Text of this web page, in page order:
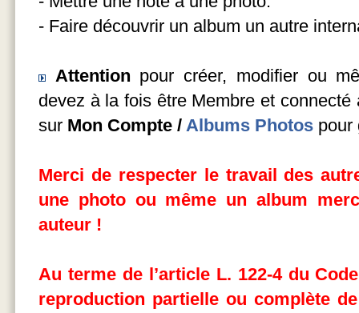
- Faire découvrir un album un autre
Attention pour créer, modifier ou
devez à la fois être Membre et
sur Mon Compte / Albums Photos pour
Merci de respecter le travail des
une photo ou même un album
auteur !
Au terme de l’article L. 122-4 du
reproduction partielle ou complètede